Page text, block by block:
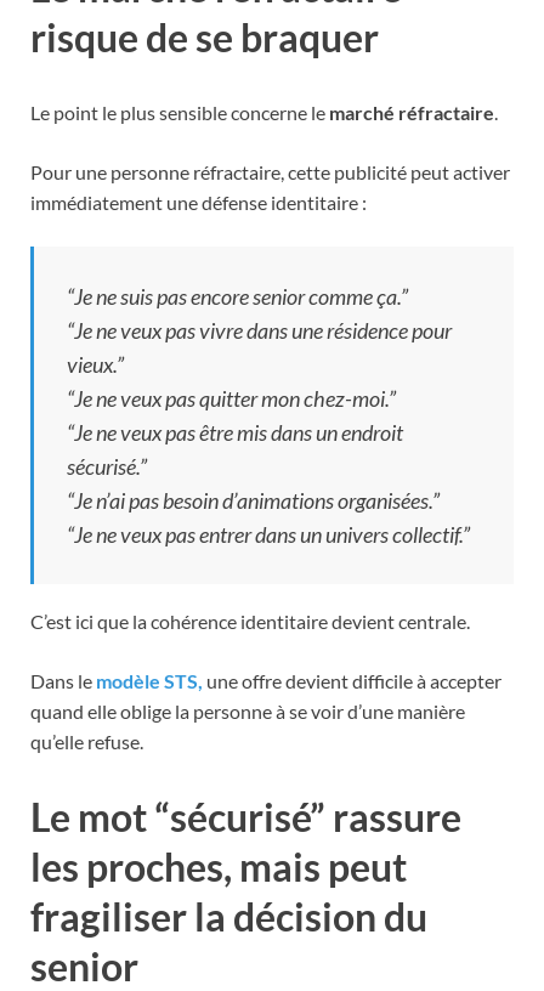
risque de se braquer
Le point le plus sensible concerne le marché réfractaire.
Pour une personne réfractaire, cette publicité peut activer
immédiatement une défense identitaire :
“Je ne suis pas encore senior comme ça.”
“Je ne veux pas vivre dans une résidence pour
vieux.”
“Je ne veux pas quitter mon chez-moi.”
“Je ne veux pas être mis dans un endroit
sécurisé.”
“Je n’ai pas besoin d’animations organisées.”
“Je ne veux pas entrer dans un univers collectif.”
C’est ici que la cohérence identitaire devient centrale.
Dans le modèle STS, une offre devient difficile à accepter
quand elle oblige la personne à se voir d’une manière
qu’elle refuse.
Le mot “sécurisé” rassure
les proches, mais peut
fragiliser la décision du
senior